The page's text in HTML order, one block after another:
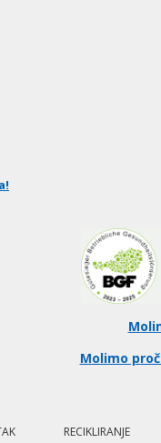
Molimo
RECIKLIRANJE